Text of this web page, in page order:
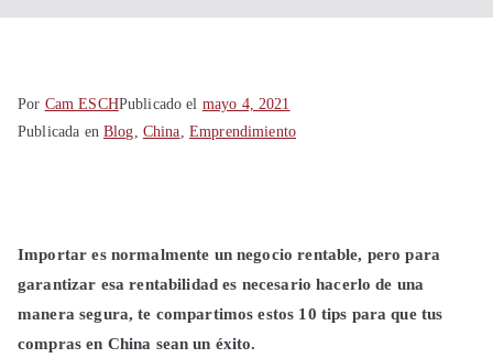
Shanghái
Por Cam ESCHPublicado el mayo 4, 2021
Publicada en Blog, China, Emprendimiento
Importar es normalmente un negocio rentable, pero para
garantizar esa rentabilidad es necesario hacerlo de una
manera segura, te compartimos estos 10 tips para que tus
compras en China sean un éxito.